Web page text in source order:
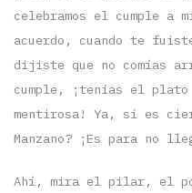
celebramos el cumple a
acuerdo, cuando te
dijiste que no comías
cumple, ¡tenías el
mentirosa! Ya, sí es
Manzano? ¡Es para no
Ahí, mira el pilar, el